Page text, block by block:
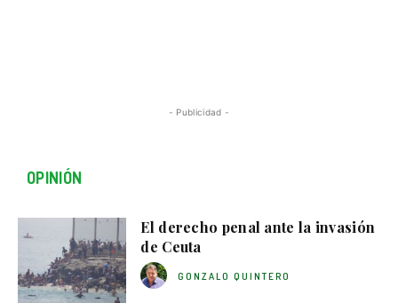
- Publicidad -
OPINIÓN
El derecho penal ante la invasión
de Ceuta
GONZALO QUINTERO